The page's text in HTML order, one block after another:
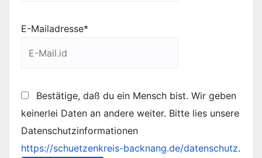
E-Mailadresse*
Bestätige, daß du ein Mensch bist. Wir geben
keinerlei Daten an andere weiter. Bitte lies unsere
Datenschutzinformationen
https://schuetzenkreis-backnang.de/datenschutz.